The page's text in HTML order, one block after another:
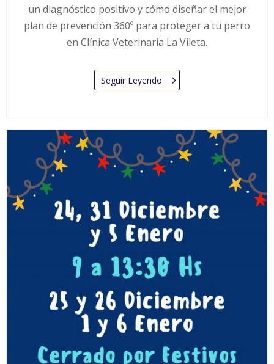
un diagnóstico positivo y cómo diseñar el mejor
plan de prevención 360º para proteger a tu perro
en Clínica Veterinaria La Vileta.
Seguir Leyendo